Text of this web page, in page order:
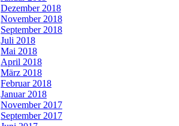
Dezember 2018
November 2018
September 2018
Juli 2018
Mai 2018
April 2018
März 2018
Februar 2018
Januar 2018
November 2017
September 2017